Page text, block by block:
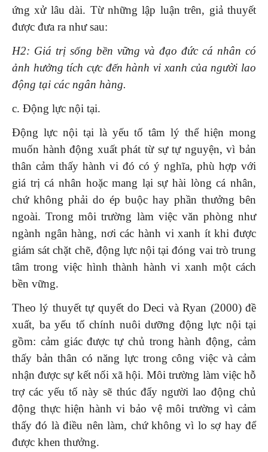
ứng xử lâu dài. Từ những lập luận trên, giả thuyết
được đưa ra như sau:
H2: Giá trị sống bền vững và đạo đức cá nhân có
ảnh hưởng tích cực đến hành vi xanh của người lao
động tại các ngân hàng.
c. Động lực nội tại.
Động lực nội tại là yếu tố tâm lý thể hiện mong
muốn hành động xuất phát từ sự tự nguyện, vì bản
thân cảm thấy hành vi đó có ý nghĩa, phù hợp với
giá trị cá nhân hoặc mang lại sự hài lòng cá nhân,
chứ không phải do ép buộc hay phần thưởng bên
ngoài. Trong môi trường làm việc văn phòng như
ngành ngân hàng, nơi các hành vi xanh ít khi được
giám sát chặt chẽ, động lực nội tại đóng vai trò trung
tâm trong việc hình thành hành vi xanh một cách
bền vững.
Theo lý thuyết tự quyết do Deci và Ryan (2000) đề
xuất, ba yếu tố chính nuôi dưỡng động lực nội tại
gồm: cảm giác được tự chủ trong hành động, cảm
thấy bản thân có năng lực trong công việc và cảm
nhận được sự kết nối xã hội. Môi trường làm việc hỗ
trợ các yếu tố này sẽ thúc đẩy người lao động chủ
động thực hiện hành vi bảo vệ môi trường vì cảm
thấy đó là điều nên làm, chứ không vì lo sợ hay để
được khen thưởng.